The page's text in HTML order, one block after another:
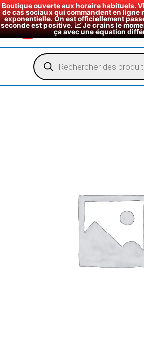
Boutique ouverte aux horaire habituels.
de cas sociaux qui commandent en ligne
exponentielle. On est officiellement
seconde est positive. 📈 Je crains le
ça avec une équation
Recherche
de
produits